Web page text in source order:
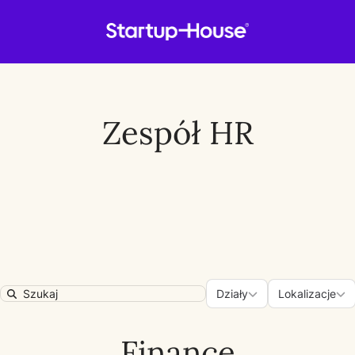
Zespół HR
Search
Działy
Działy Lokalizacje